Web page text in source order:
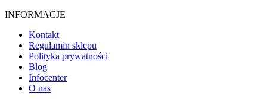
INFORMACJE
Kontakt
Regulamin sklepu
Polityka prywatności
Blog
Infocenter
O nas